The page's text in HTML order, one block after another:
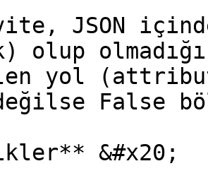
JSON
olup
yol
False
&#x20;